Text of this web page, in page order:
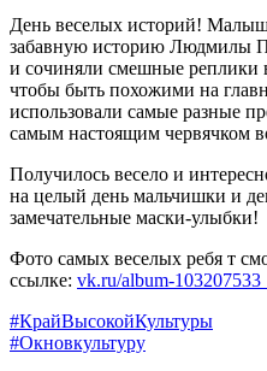
День веселых историй!
забавную историю Людмилы
и сочиняли смешные реплики
чтобы быть похожими на
использовали самые разные
самым настоящим червячком
Получилось весело и
на целый день мальчишки и
замечательные маски-улыбки!
Фото самых веселых ребя т
ссылке: vk.ru/album-
#КрайВысокойКультуры
#Окновкультуру